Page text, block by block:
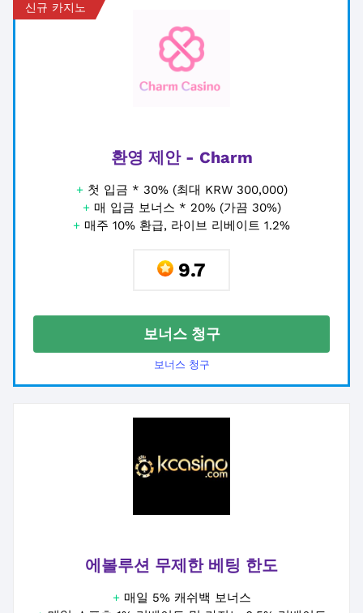
신규 카지노
환영 제안 - Charm
+ 첫 입금 * 30% (최대 KRW 300,000)
+ 매 입금 보너스 * 20% (가끔 30%)
+ 매주 10% 환급, 라이브 리베이트 1.2%
9.7
보너스 청구
보너스 청구
에볼루션 무제한 베팅 한도
+ 매일 5% 캐쉬백 보너스